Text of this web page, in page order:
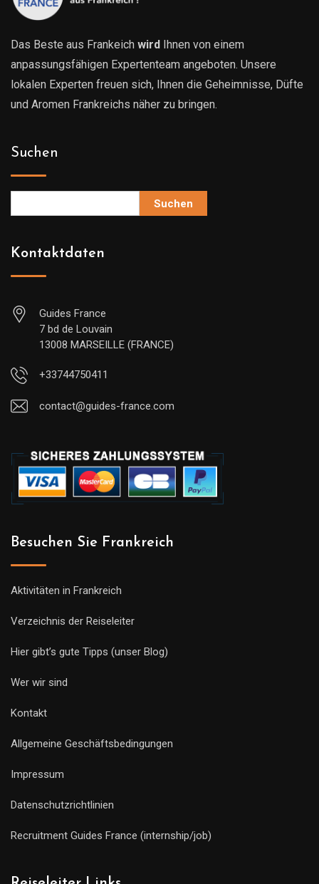
Das Beste aus Frankeich wird Ihnen von einem
anpassungsfähigen Expertenteam angeboten. Unsere
lokalen Experten freuen sich, Ihnen die Geheimnisse, Düfte
und Aromen Frankreichs näher zu bringen.
Suchen
Suchen
Kontaktdaten
Guides France
7 bd de Louvain
13008 MARSEILLE (FRANCE)
+33744750411
contact@guides-france.com
Besuchen Sie Frankreich
Aktivitäten in Frankreich
Verzeichnis der Reiseleiter
Hier gibt’s gute Tipps (unser Blog)
Wer wir sind
Kontakt
Allgemeine Geschäftsbedingungen
Impressum
Datenschutzrichtlinien
Recruitment Guides France (internship/job)